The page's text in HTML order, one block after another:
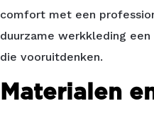
comfort met een
duurzame werkkleding
die vooruitdenken.
Materialen